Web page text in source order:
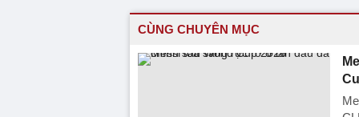
CÙNG CHUYÊN MỤC